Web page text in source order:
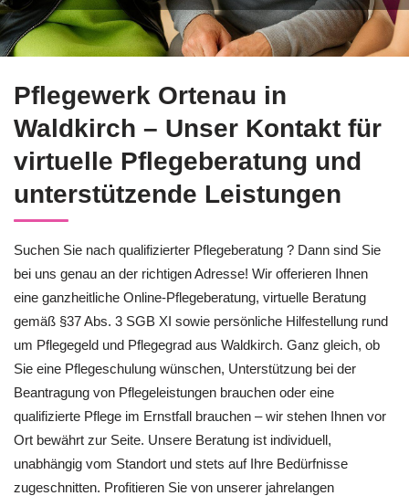
Pflegewerk Ortenau in
Waldkirch – Unser Kontakt für
virtuelle Pflegeberatung und
unterstützende Leistungen
Suchen Sie nach qualifizierter Pflegeberatung ? Dann sind Sie
bei uns genau an der richtigen Adresse! Wir offerieren Ihnen
eine ganzheitliche Online-Pflegeberatung, virtuelle Beratung
gemäß §37 Abs. 3 SGB XI sowie persönliche Hilfestellung rund
um Pflegegeld und Pflegegrad aus Waldkirch. Ganz gleich, ob
Sie eine Pflegeschulung wünschen, Unterstützung bei der
Beantragung von Pflegeleistungen brauchen oder eine
qualifizierte Pflege im Ernstfall brauchen – wir stehen Ihnen vor
Ort bewährt zur Seite. Unsere Beratung ist individuell,
unabhängig vom Standort und stets auf Ihre Bedürfnisse
zugeschnitten. Profitieren Sie von unserer jahrelangen